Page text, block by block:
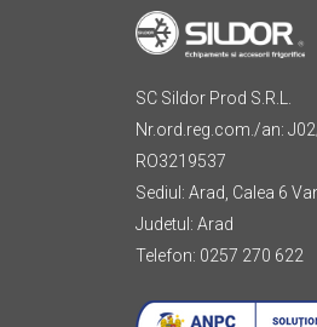
SC Sildor Prod S.R.L.
Nr.ord.reg.com./an:
RO3219537
Sediul: Arad, Calea 6
Judetul: Arad
Telefon: 0257 270 622